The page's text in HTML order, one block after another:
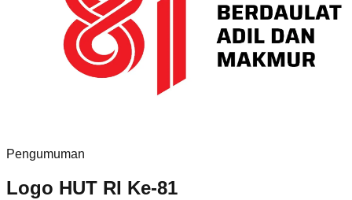
Pengumuman
Logo HUT RI Ke-81